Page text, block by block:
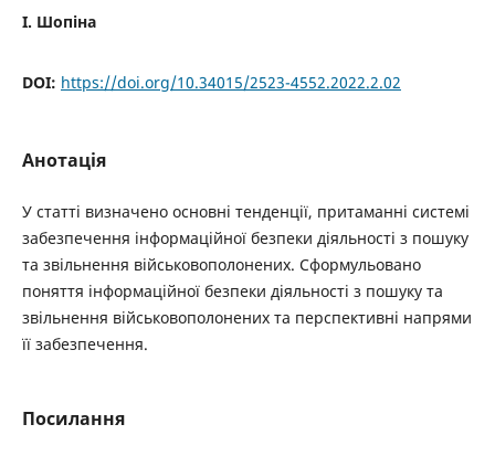
І. Шопіна
DOI: https://doi.org/10.34015/2523-4552.2022.2.02
Анотація
У статті визначено основні тенденції, притаманні системі
забезпечення інформаційної безпеки діяльності з пошуку
та звільнення військовополонених. Сформульовано
поняття інформаційної безпеки діяльності з пошуку та
звільнення військовополонених та перспективні напрями
її забезпечення.
Посилання